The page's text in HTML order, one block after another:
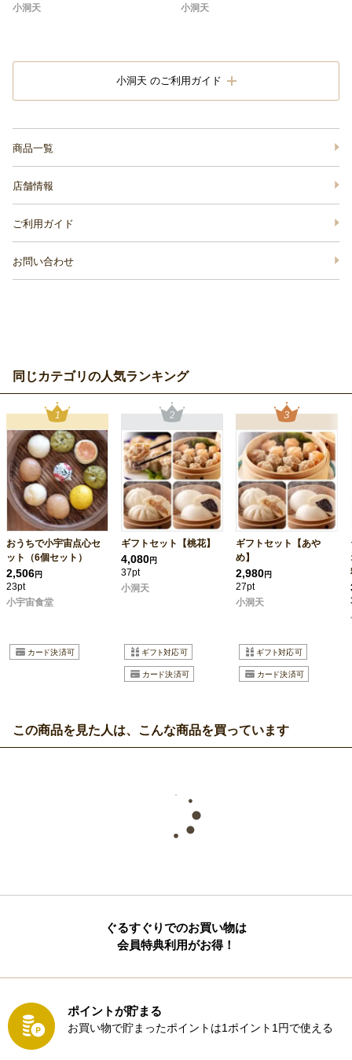
小洞天
小洞天
小洞天 のご利用ガイド
商品一覧
店舗情報
ご利用ガイド
お問い合わせ
同じカテゴリの人気ランキング
おうちで小宇宙点心セ
ット（6個セット）
2,506円
23pt
小宇宙食堂
ギフトセット【桃花】
4,080円
37pt
小洞天
ギフトセット【あや
め】
2,980円
27pt
小洞天
この商品を見た人は、こんな商品を買っています
ぐるすぐりでのお買い物は
会員特典利用がお得！
ポイントが貯まる
お買い物で貯まったポイントは1ポイント1円で使える